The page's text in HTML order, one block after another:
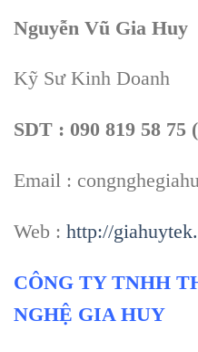
Nguyễn Vũ Gia Huy
Kỹ Sư Kinh Doanh
SDT : 090 819 58 75
Email :
Web : http://
CÔNG TY TNHH
NGHỆ GIA HUY